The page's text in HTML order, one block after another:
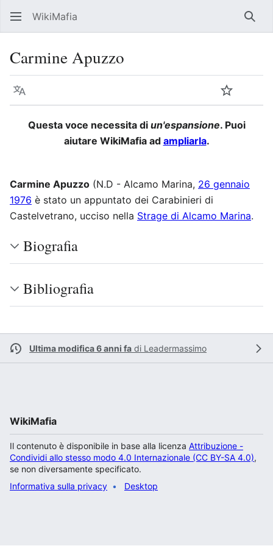
WikiMafia
Carmine Apuzzo
Lingua Segui
Questa voce necessita di un'espansione. Puoi
aiutare WikiMafia ad ampliarla.
Carmine Apuzzo (N.D - Alcamo Marina, 26 gennaio
1976 è stato un appuntato dei Carabinieri di
Castelvetrano, ucciso nella Strage di Alcamo Marina.
Biografia
Bibliografia
Ultima modifica 6 anni fa di Leadermassimo
WikiMafia
Il contenuto è disponibile in base alla licenza Attribuzione -
Condividi allo stesso modo 4.0 Internazionale (CC BY-SA 4.0),
se non diversamente specificato.
Informativa sulla privacy
Desktop